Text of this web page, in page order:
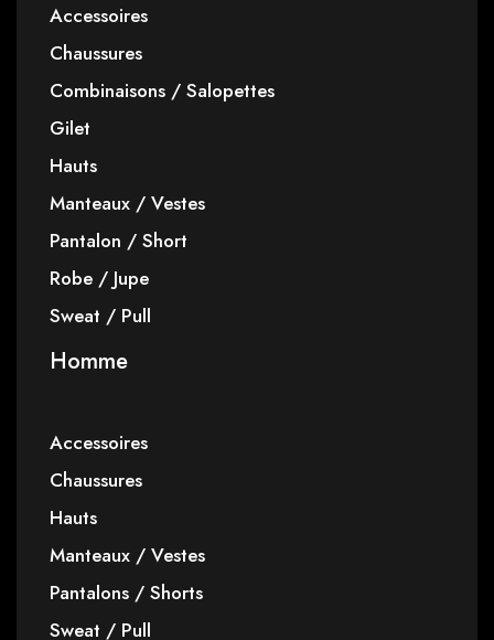
Accessoires
Chaussures
Combinaisons / Salopettes
Gilet
Hauts
Manteaux / Vestes
Pantalon / Short
Robe / Jupe
Sweat / Pull
Homme
Accessoires
Chaussures
Hauts
Manteaux / Vestes
Pantalons / Shorts
Sweat / Pull